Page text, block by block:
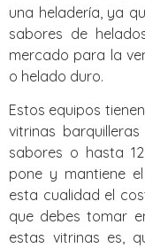
una heladería, ya
sabores de
mercado para la
o helado duro.
Estos equipos
vitrinas
sabores o hasta
pone y mantiene
esta cualidad el
que debes tomar
estas vitrinas es,